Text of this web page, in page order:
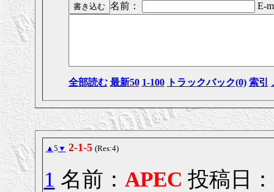
名前： E-
全部読む 最新50 1-100 トラックバック(0) 索引
▲ 5 ▼ 2-1-5 (Res:4)
1 名前： APEC 投稿日